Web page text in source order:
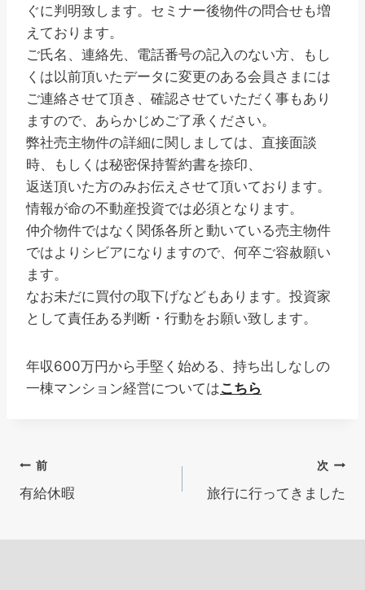
ぐに判明致します。セミナー後物件の問合せも増
えております。
ご氏名、連絡先、電話番号の記入のない方、もし
くは以前頂いたデータに変更のある会員さまには
ご連絡させて頂き、確認させていただく事もあり
ますので、あらかじめご了承ください。
弊社売主物件の詳細に関しましては、直接面談
時、もしくは秘密保持誓約書を捺印、
返送頂いた方のみお伝えさせて頂いております。
情報が命の不動産投資では必須となります。
仲介物件ではなく関係各所と動いている売主物件
ではよりシビアになりますので、何卒ご容赦願い
ます。
なお未だに買付の取下げなどもあります。投資家
として責任ある判断・行動をお願い致します。
年収600万円から手堅く始める、持ち出しなしの
一棟マンション経営についてはこちら
投
稿
前
有給休暇
次
旅行に行ってきました